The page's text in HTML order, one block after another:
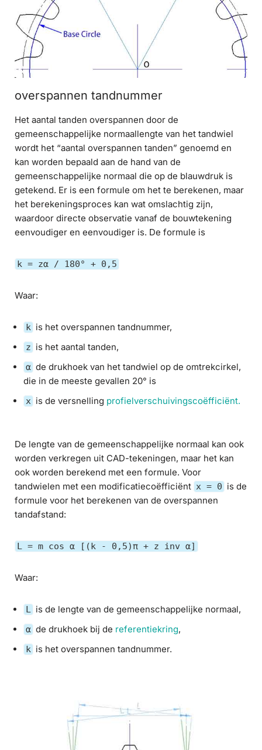
overspannen tandnummer
Het aantal tanden overspannen door de
gemeenschappelijke normaallengte van het tandwiel
wordt het “aantal overspannen tanden” genoemd en
kan worden bepaald aan de hand van de
gemeenschappelijke normaal die op de blauwdruk is
getekend. Er is een formule om het te berekenen, maar
het berekeningsproces kan wat omslachtig zijn,
waardoor directe observatie vanaf de bouwtekening
eenvoudiger en eenvoudiger is. De formule is
k = zα / 180° + 0,5
Waar:
k is het overspannen tandnummer,
z is het aantal tanden,
α de drukhoek van het tandwiel op de omtrekcirkel,
die in de meeste gevallen 20° is
x is de versnelling profielverschuivingscoëfficiënt.
De lengte van de gemeenschappelijke normaal kan ook
worden verkregen uit CAD-tekeningen, maar het kan
ook worden berekend met een formule. Voor
tandwielen met een modificatiecoëfficiënt x = 0 is de
formule voor het berekenen van de overspannen
tandafstand:
L = m cos α [(k - 0,5)π + z inv α]
Waar:
L is de lengte van de gemeenschappelijke normaal,
α de drukhoek bij de referentiekring,
k is het overspannen tandnummer.